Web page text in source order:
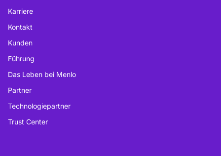
Karriere
Kontakt
Kunden
Führung
Das Leben bei Menlo
Partner
Technologiepartner
Trust Center